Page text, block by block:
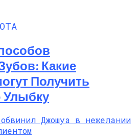
Какие
Получить
Улыбку